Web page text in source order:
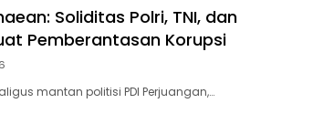
Soliditas Polri, TNI, dan
Pemberantasan Korupsi
mantan politisi PDI Perjuangan,…